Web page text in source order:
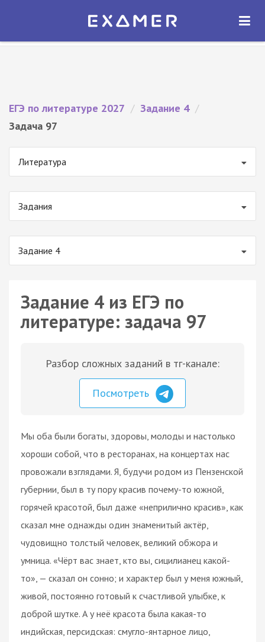
Экзамер — ЕГЭ 2027
ОТКРЫТЬ
ЕГЭ по литературе 2027 / Задание 4 /
Задача 97
Литература
Задания
Задание 4
Задание 4 из ЕГЭ по
литературе: задача 97
Разбор сложных заданий в тг-канале:
Посмотреть
Мы оба были богаты, здоровы, молоды и настолько
хороши собой, что в ресторанах, на концертах нас
провожали взглядами. Я, будучи родом из Пензенской
губернии, был в ту пору красив почему-то южной,
горячей красотой, был даже «неприлично красив», как
сказал мне однажды один знаменитый актёр,
чудовищно толстый человек, великий обжора и
умница. «Чёрт вас знает, кто вы, сицилианец какой-
то», — сказал он сонно; и характер был у меня южный,
живой, постоянно готовый к счастливой улыбке, к
доброй шутке. А у неё красота была какая-то
индийская, персидская: смугло-янтарное лицо,